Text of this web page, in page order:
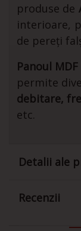
produse de
interioare,
de pereți
Panoul
permite
debitare,
etc.
Detalii ale
Recenzii